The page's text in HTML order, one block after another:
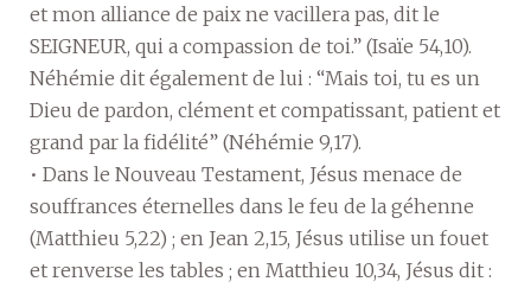
et mon alliance de paix ne vacillera pas, dit le
SEIGNEUR, qui a compassion de toi.” (Isaïe 54,10).
Néhémie dit également de lui : “Mais toi, tu es un
Dieu de pardon, clément et compatissant, patient et
grand par la fidélité” (Néhémie 9,17).
• Dans le Nouveau Testament, Jésus menace de
souffrances éternelles dans le feu de la géhenne
(Matthieu 5,22) ; en Jean 2,15, Jésus utilise un fouet
et renverse les tables ; en Matthieu 10,34, Jésus dit :